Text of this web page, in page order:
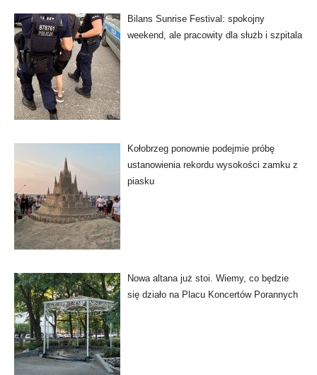
Bilans Sunrise Festival: spokojny
weekend, ale pracowity dla służb i szpitala
Kołobrzeg ponownie podejmie próbę
ustanowienia rekordu wysokości zamku z
piasku
Nowa altana już stoi. Wiemy, co będzie
się działo na Placu Koncertów Porannych